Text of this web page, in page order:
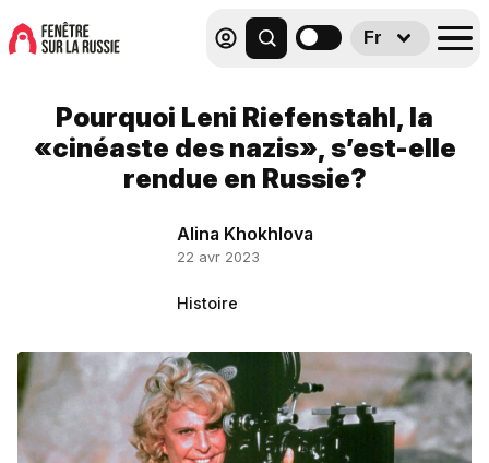
Fr
Pourquoi Leni Riefenstahl, la
«cinéaste des nazis», s’est-elle
rendue en Russie?
Alina Khokhlova
22 avr 2023
Histoire